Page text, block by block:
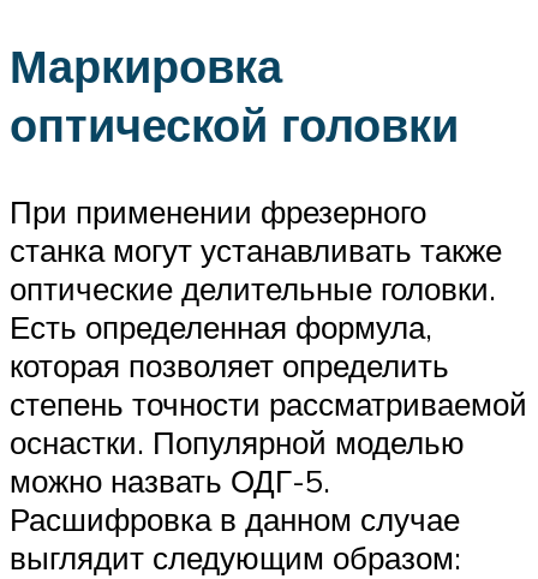
Маркировка
оптической головки
При применении фрезерного
станка могут устанавливать также
оптические делительные головки.
Есть определенная формула,
которая позволяет определить
степень точности рассматриваемой
оснастки. Популярной моделью
можно назвать ОДГ-5.
Расшифровка в данном случае
выглядит следующим образом: